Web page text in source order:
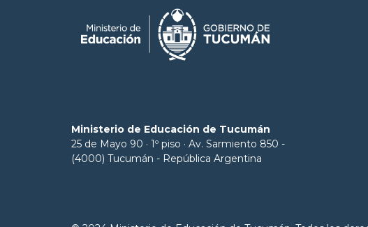
Ministerio de Educación de Tucumán
25 de Mayo 90 · 1º piso · Av. Sarmiento 850 -
(4000) Tucumán - República Argentina